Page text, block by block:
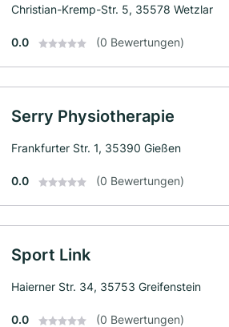
Christian-Kremp-Str. 5, 35578 Wetzlar
0.0 (0 Bewertungen)
Serry Physiotherapie
Frankfurter Str. 1, 35390 Gießen
0.0 (0 Bewertungen)
Sport Link
Haierner Str. 34, 35753 Greifenstein
0.0 (0 Bewertungen)